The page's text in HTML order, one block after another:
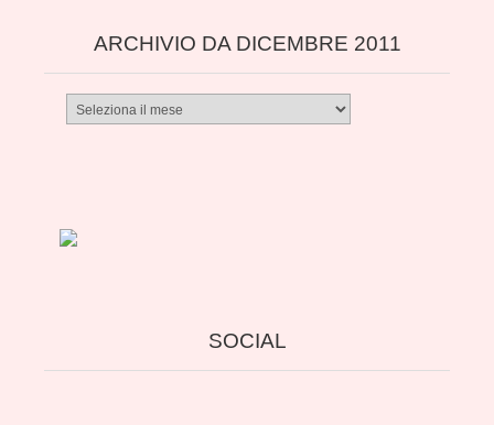
ARCHIVIO DA DICEMBRE 2011
Archivio
SOCIAL